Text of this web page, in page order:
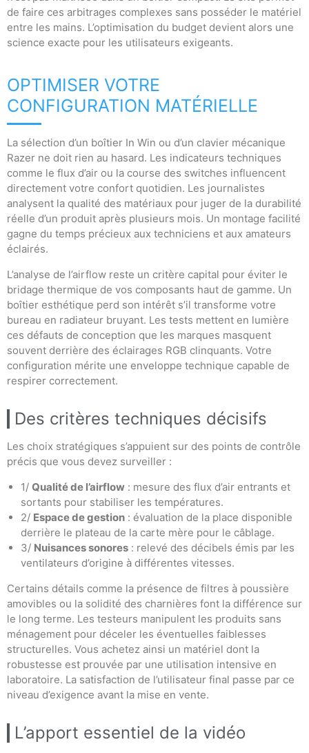
de faire ces arbitrages complexes sans posséder le matériel
entre les mains. L’optimisation du budget devient alors une
science exacte pour les utilisateurs exigeants.
OPTIMISER VOTRE
CONFIGURATION MATÉRIELLE
La sélection d’un boîtier In Win ou d’un clavier mécanique
Razer ne doit rien au hasard. Les indicateurs techniques
comme le flux d’air ou la course des switches influencent
directement votre confort quotidien. Les journalistes
analysent la qualité des matériaux pour juger de la durabilité
réelle d’un produit après plusieurs mois. Un montage facilité
gagne du temps précieux aux techniciens et aux amateurs
éclairés.
L’analyse de l’airflow reste un critère capital pour éviter le
bridage thermique de vos composants haut de gamme. Un
boîtier esthétique perd son intérêt s’il transforme votre
bureau en radiateur bruyant. Les tests mettent en lumière
ces défauts de conception que les marques masquent
souvent derrière des éclairages RGB clinquants. Votre
configuration mérite une enveloppe technique capable de
respirer correctement.
Des critères techniques décisifs
Les choix stratégiques s’appuient sur des points de contrôle
précis que vous devez surveiller :
1/ Qualité de l’airflow : mesure des flux d’air entrants et
sortants pour stabiliser les températures.
2/ Espace de gestion : évaluation de la place disponible
derrière le plateau de la carte mère pour le câblage.
3/ Nuisances sonores : relevé des décibels émis par les
ventilateurs d’origine à différentes vitesses.
Certains détails comme la présence de filtres à poussière
amovibles ou la solidité des charnières font la différence sur
le long terme. Les testeurs manipulent les produits sans
ménagement pour déceler les éventuelles faiblesses
structurelles. Vous achetez ainsi un matériel dont la
robustesse est prouvée par une utilisation intensive en
laboratoire. La satisfaction de l’utilisateur final passe par ce
niveau d’exigence avant la mise en vente.
L’apport essentiel de la vidéo